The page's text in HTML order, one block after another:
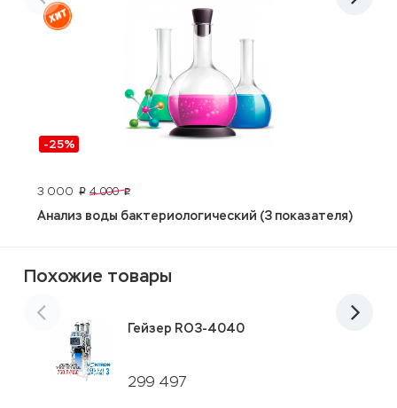
-25%
3 000 p 4 000 p
Анализ воды бактериологический (3 показателя)
Похожие товары
299 497
Гейзер RO3-4040